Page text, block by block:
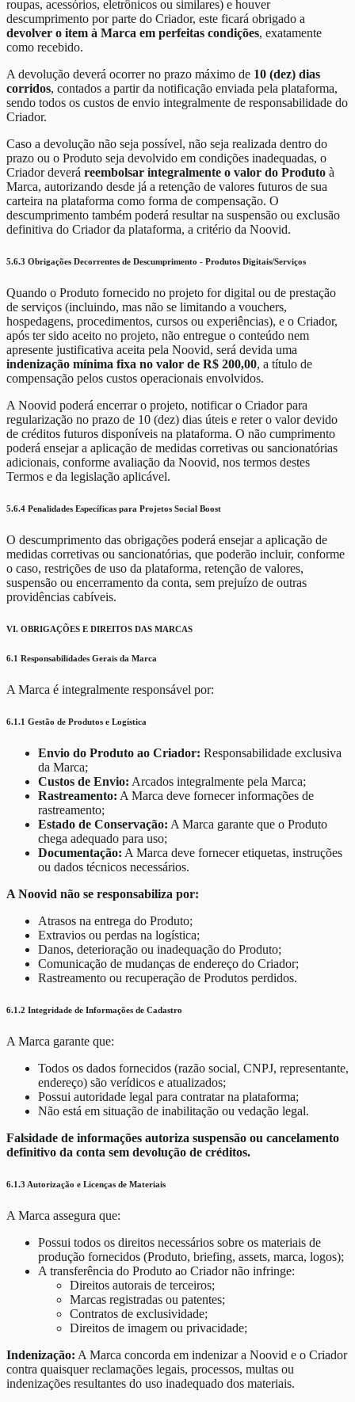
roupas, acessórios, eletrônicos ou similares) e houver
descumprimento por parte do Criador, este ficará obrigado a
devolver o item à Marca em perfeitas condições, exatamente
como recebido.
A devolução deverá ocorrer no prazo máximo de 10 (dez) dias
corridos, contados a partir da notificação enviada pela plataforma,
sendo todos os custos de envio integralmente de responsabilidade do
Criador.
Caso a devolução não seja possível, não seja realizada dentro do
prazo ou o Produto seja devolvido em condições inadequadas, o
Criador deverá reembolsar integralmente o valor do Produto à
Marca, autorizando desde já a retenção de valores futuros de sua
carteira na plataforma como forma de compensação. O
descumprimento também poderá resultar na suspensão ou exclusão
definitiva do Criador da plataforma, a critério da Noovid.
5.6.3 Obrigações Decorrentes de Descumprimento - Produtos Digitais/Serviços
Quando o Produto fornecido no projeto for digital ou de prestação
de serviços (incluindo, mas não se limitando a vouchers,
hospedagens, procedimentos, cursos ou experiências), e o Criador,
após ter sido aceito no projeto, não entregue o conteúdo nem
apresente justificativa aceita pela Noovid, será devida uma
indenização mínima fixa no valor de R$ 200,00, a título de
compensação pelos custos operacionais envolvidos.
A Noovid poderá encerrar o projeto, notificar o Criador para
regularização no prazo de 10 (dez) dias úteis e reter o valor devido
de créditos futuros disponíveis na plataforma. O não cumprimento
poderá ensejar a aplicação de medidas corretivas ou sancionatórias
adicionais, conforme avaliação da Noovid, nos termos destes
Termos e da legislação aplicável.
5.6.4 Penalidades Específicas para Projetos Social Boost
O descumprimento das obrigações poderá ensejar a aplicação de
medidas corretivas ou sancionatórias, que poderão incluir, conforme
o caso, restrições de uso da plataforma, retenção de valores,
suspensão ou encerramento da conta, sem prejuízo de outras
providências cabíveis.
VI. OBRIGAÇÕES E DIREITOS DAS MARCAS
6.1 Responsabilidades Gerais da Marca
A Marca é integralmente responsável por:
6.1.1 Gestão de Produtos e Logística
Envio do Produto ao Criador: Responsabilidade exclusiva
da Marca;
Custos de Envio: Arcados integralmente pela Marca;
Rastreamento: A Marca deve fornecer informações de
rastreamento;
Estado de Conservação: A Marca garante que o Produto
chega adequado para uso;
Documentação: A Marca deve fornecer etiquetas, instruções
ou dados técnicos necessários.
A Noovid não se responsabiliza por:
Atrasos na entrega do Produto;
Extravios ou perdas na logística;
Danos, deterioração ou inadequação do Produto;
Comunicação de mudanças de endereço do Criador;
Rastreamento ou recuperação de Produtos perdidos.
6.1.2 Integridade de Informações de Cadastro
A Marca garante que:
Todos os dados fornecidos (razão social, CNPJ, representante,
endereço) são verídicos e atualizados;
Possui autoridade legal para contratar na plataforma;
Não está em situação de inabilitação ou vedação legal.
Falsidade de informações autoriza suspensão ou cancelamento
definitivo da conta sem devolução de créditos.
6.1.3 Autorização e Licenças de Materiais
A Marca assegura que:
Possui todos os direitos necessários sobre os materiais de
produção fornecidos (Produto, briefing, assets, marca, logos);
A transferência do Produto ao Criador não infringe:
Direitos autorais de terceiros;
Marcas registradas ou patentes;
Contratos de exclusividade;
Direitos de imagem ou privacidade;
Indenização: A Marca concorda em indenizar a Noovid e o Criador
contra quaisquer reclamações legais, processos, multas ou
indenizações resultantes do uso inadequado dos materiais.